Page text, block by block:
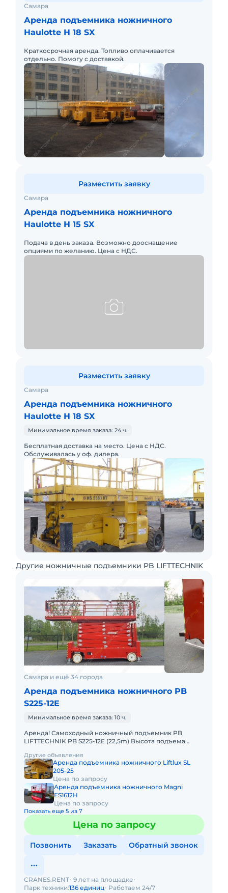
Самара
Аренда подъемника ножничного
Haulotte H 18 SX
Краткосрочная аренда. Топливо оплачивается
отдельно. Помогу с доставкой.
Самара
Аренда подъемника ножничного
Haulotte H 15 SX
Подача в день заказа. Возможно дооснащение
опциями по желанию. Цена с НДС.
Разместить заявку
Самара
Аренда подъемника ножничного
Haulotte H 18 SX
Минимальное время заказа: 24 ч.
Бесплатная доставка на место. Цена с НДС.
Обслуживалась у оф. дилера.
Разместить заявку
Другие ножничные подъемники PB LIFTTECHNIK
Самара и ещё 34 города
Аренда подъемника ножничного PB
S225-12E
Минимальное время заказа: 10 ч.
Аренда! Самоходный ножничный подъемник PB
LIFTTECHNIK PB S225-12E (22,5m) Высота подъема
ширина 1,22 x длина 4m
Другие объявления
Аренда подъемника ножничного Liftlux SL
205-25
Цена по запросу
Аренда подъемника ножничного Magni
ES1612H
Цена по запросу
Показать еще 5 из 7
Цена по запросу
Позвонить Заказать Обратный звонок
CRANES.RENT 9 лет на площадке
Парк техники:136 единиц Работаем 24/7